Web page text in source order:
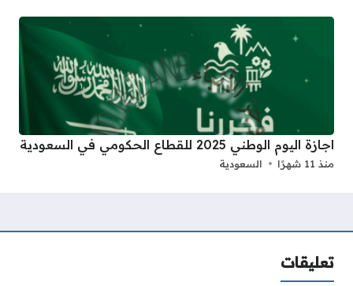
اجازة اليوم الوطني 2025 للقطاع الحكومي في السعودية
منذ 11 شهرًا السعودية
تعليقات